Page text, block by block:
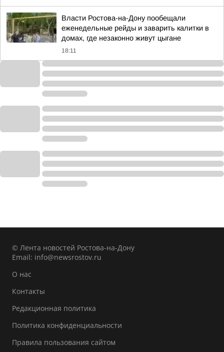
Власти Ростова-на-Дону пообещали
еженедельные рейды и заварить калитки в
домах, где незаконно живут цыгане
18:11
© Лента новостей Ростова-на-Дону
Email: info@newsrostov.ru
О нас
Контакты
Редакционная политика
Политика конфиденциальности
Правила пользования сайтом